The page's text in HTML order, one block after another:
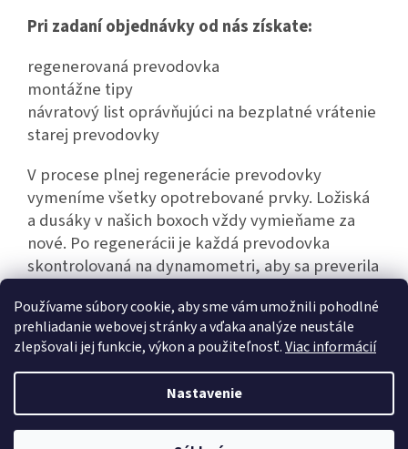
Používame súbory cookie, aby sme vám umožnili pohodlné
prehliadanie webovej stránky a vďaka analýze neustále
zlepšovali jej funkcie, výkon a použiteľnosť.Viac informácií
Nastavenie
Pri zadaní objednávky od nás získate:
regenerovaná prevodovka
montážne tipy
návratový list oprávňujúci na bezplatné vrátenie
starej prevodovky
V procese plnej regenerácie prevodovky
vymeníme všetky opotrebované prvky. Ložiská
a dusáky v našich boxoch vždy vymieňame za
nové. Po regenerácii je každá prevodovka
skontrolovaná na dynamometri, aby sa preverila
Vytvoril Shoptet